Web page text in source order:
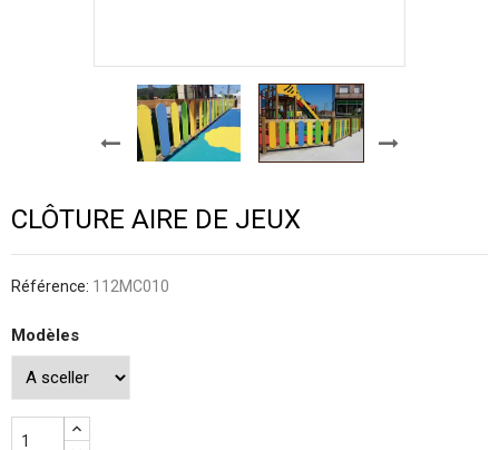
CLÔTURE AIRE DE JEUX
Référence: 112MC010
Modèles